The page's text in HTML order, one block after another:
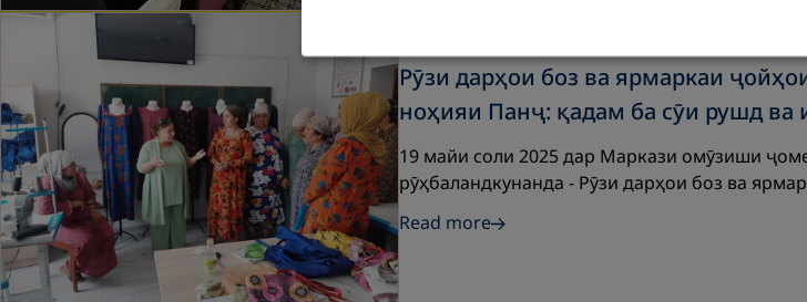
Рӯзи дарҳои боз ва ярмаркаи
ноҳияи Панҷ: қадам ба сӯи рушд ва
19 майи соли 2025 дар Маркази омӯзиши
рӯҳбаландкунанда - Рӯзи дарҳои боз ва
Read more